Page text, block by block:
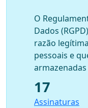
O
Dados
razão
pessoais e
17
Assinaturas